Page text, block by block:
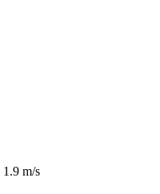
1.9 m/s